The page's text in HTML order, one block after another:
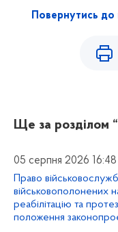
Повернутись до
Ще за розділом
05 серпня 2026 16:48
Право
військовополонених
реабілітацію та
положення